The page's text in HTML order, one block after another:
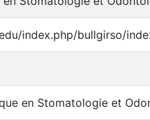
index.php/bullgirso/
en Stomatologie et